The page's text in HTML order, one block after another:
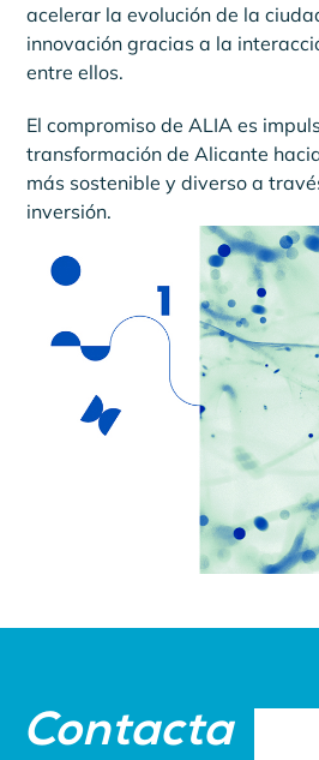
acelerar la evolución de la
innovación gracias a la
entre ellos.
El compromiso de ALIA es
transformación de Alicante
más sostenible y diverso a
inversión.
Contacta